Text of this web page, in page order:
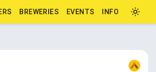
BREWERIES EVENTS INFO